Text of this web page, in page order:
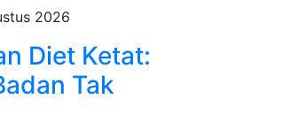
2026
Diet Ketat:
Tak